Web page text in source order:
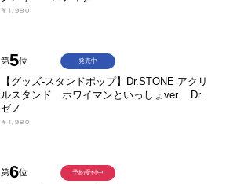
￥1,980
第5位
【グッズ-スタンドポップ】Dr.STONE アクリ
ルスタンド ホワイマンといっしょver. Dr.
ゼノ
￥1,980
発売中
第6位 予約受付中